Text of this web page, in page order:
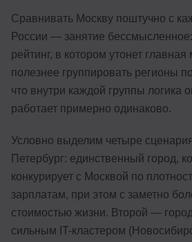
Сравнивать Москву поштучно с
России — занятие
рейтинг, в котором утонет
полезнее группировать регионы
что внутри каждой группы логика
работает примерно одинаково.
Условно выделим четыре
Петербург: единственный город,
конкурирует с Москвой по
зарплатам, при этом с заметно
стоимостью жизни. Второй —
сильным IT-кластером